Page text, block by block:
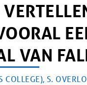
VAN
COLLEGE), S.